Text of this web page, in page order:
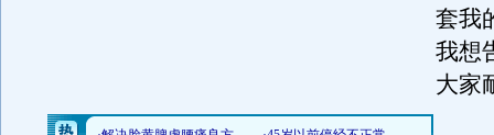
套我
我想
大家